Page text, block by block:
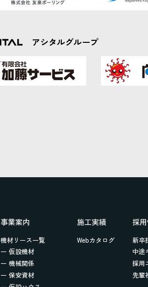
アシタルグループ
事業案内
機材リース一覧
ー 仮設機材
ー 機械関係
ー 保安資材
施工実績
Webカタログ
採
新卒
中途
採用
先輩